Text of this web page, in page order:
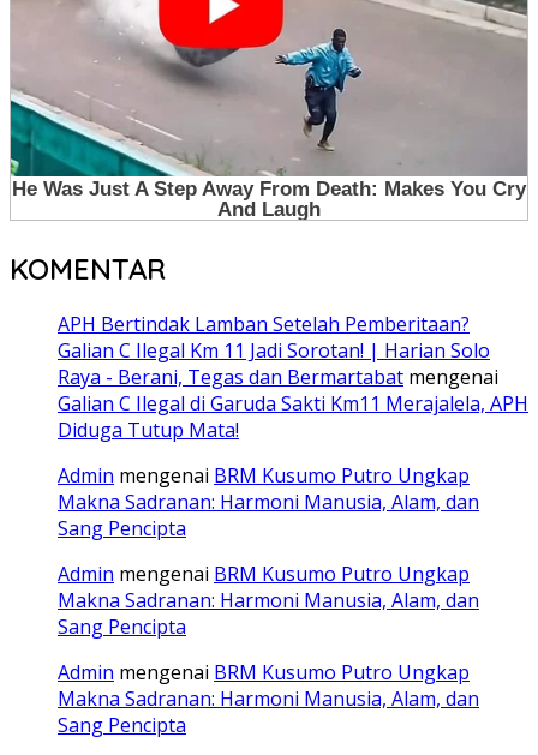
KOMENTAR
APH Bertindak Lamban Setelah Pemberitaan?
Galian C Ilegal Km 11 Jadi Sorotan! | Harian Solo
Raya - Berani, Tegas dan Bermartabat mengenai
Galian C Ilegal di Garuda Sakti Km11 Merajalela, APH
Diduga Tutup Mata!
Admin mengenai BRM Kusumo Putro Ungkap
Makna Sadranan: Harmoni Manusia, Alam, dan
Sang Pencipta
Admin mengenai BRM Kusumo Putro Ungkap
Makna Sadranan: Harmoni Manusia, Alam, dan
Sang Pencipta
Admin mengenai BRM Kusumo Putro Ungkap
Makna Sadranan: Harmoni Manusia, Alam, dan
Sang Pencipta